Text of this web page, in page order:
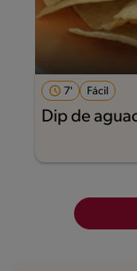
7' Fácil
Dip de